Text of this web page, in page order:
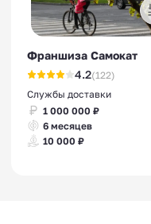
Франшиза Самокат
4.2(122)
Службы доставки
1 000 000 ₽
6 месяцев
10 000 ₽